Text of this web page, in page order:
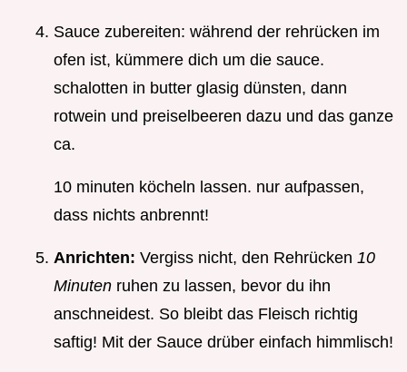
Sauce zubereiten: während der rehrücken im
ofen ist, kümmere dich um die sauce.
schalotten in butter glasig dünsten, dann
rotwein und preiselbeeren dazu und das ganze
ca.
10 minuten köcheln lassen. nur aufpassen,
dass nichts anbrennt!
Anrichten: Vergiss nicht, den Rehrücken 10
Minuten ruhen zu lassen, bevor du ihn
anschneidest. So bleibt das Fleisch richtig
saftig! Mit der Sauce drüber einfach himmlisch!